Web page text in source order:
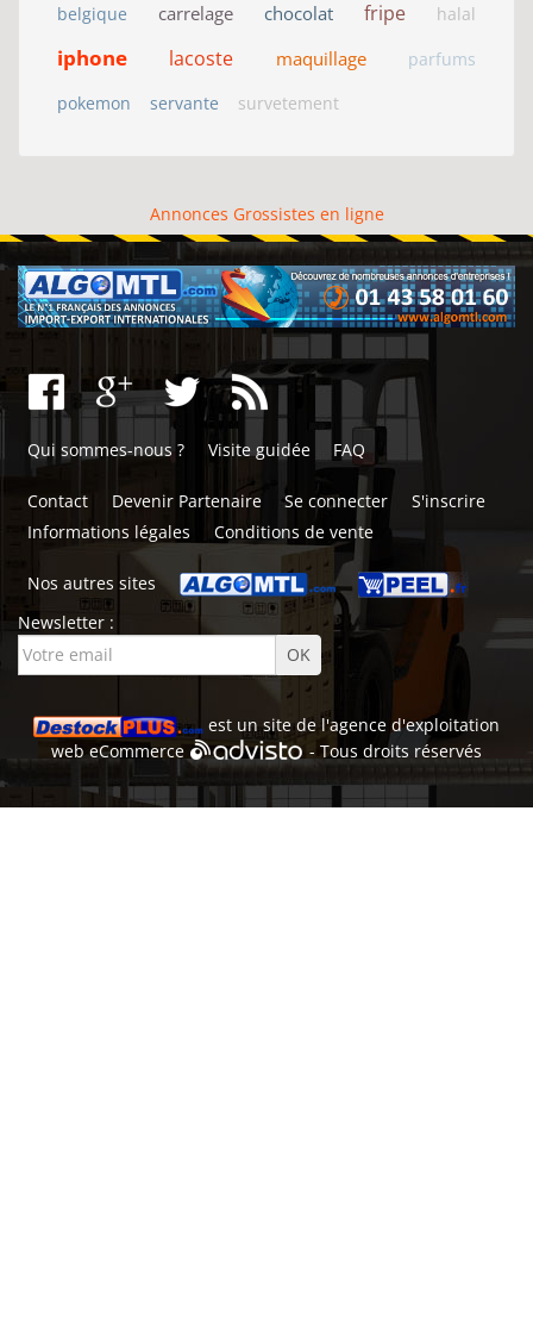
belgique carrelage chocolat fripe halal
iphone lacoste maquillage
parfums
pokemon
servante survetement
Annonces Grossistes en ligne
Qui sommes-nous ? Visite guidée FAQ
Contact Devenir Partenaire Se connecter
S'inscrire
Informations légales
Conditions de vente
Nos autres sites
Newsletter :
est un site de l'agence d'exploitation
webeCommerce - Tous droits réservés